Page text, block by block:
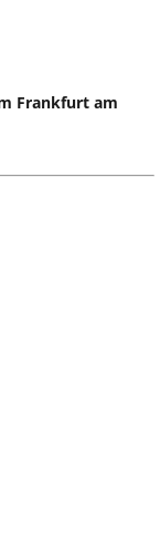
Frankfurt am